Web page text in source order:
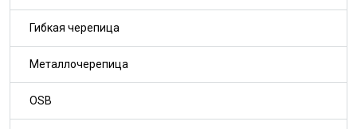
Гибкая черепица
Металлочерепица
OSB